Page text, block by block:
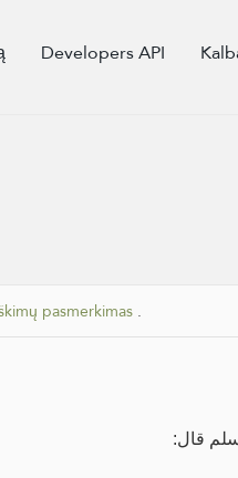
Developers API
pasmerkimas .
قال: